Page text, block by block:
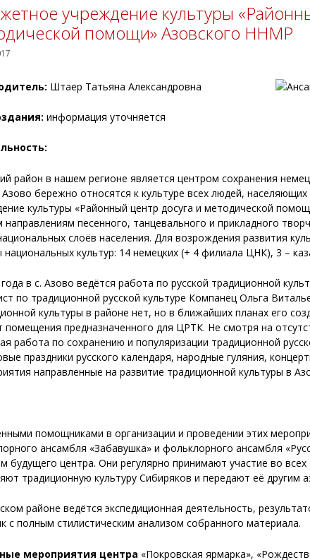
учреждение культуры
помощи» Азовского ННМР
Штаер Татьяна Александровна
информация уточняется
район в нашем регионе является центром сохранения
бережно относятся к культуре всех людей,
культуры «Районный центр досуга и методической
направлениям песенного, танцевального и прикладного
слоёв населения. Для возрождения развития
национальных культур: 14 немецких (+ 4 филиала ЦНК), 3 –
в с. Азово ведётся работа по русской традиционной
по традиционной русской культуре Компанец Ольга
культуры в районе нет, но в ближайших планах его
помещения предназначенного для ЦРТК. Не смотря на
работа по сохранению и популяризации традиционной
праздники русского календаря, народные гуляния,
направленные на развитие традиционной культуры в
помощниками в организации и проведении этих
ансамбля «Забавушка» и фольклорного ансамбля
будущего центра. Они регулярно принимают участие во
традиционную культуру Сибиряков и передают её другим
районе ведётся экспедиционная деятельность,
с полным стилистическим анализом собранного материала.
мероприятия центра «Покровская ярмарка»,